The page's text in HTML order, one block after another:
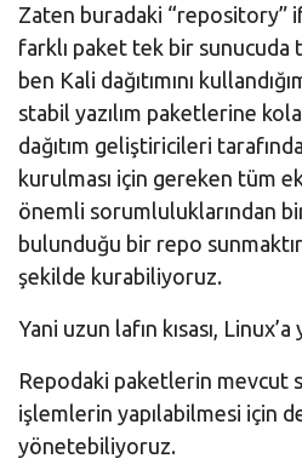
Zaten buradaki “repository”
farklı paket tek bir
ben Kali dağıtımını
stabil yazılım paketlerine
dağıtım geliştiricileri
kurulması için gereken tüm
önemli sorumluluklarından
bulunduğu bir repo
şekilde kurabiliyoruz.
Yani uzun lafın kısası,
Repodaki paketlerin mevcut
işlemlerin yapılabilmesi için
yönetebiliyoruz.